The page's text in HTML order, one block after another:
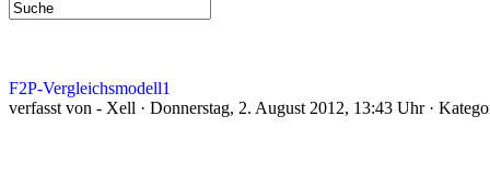
F2P-Vergleichsmodell1
verfasst von - Xell · Donnerstag, 2. August 2012, 13:43 Uhr ·